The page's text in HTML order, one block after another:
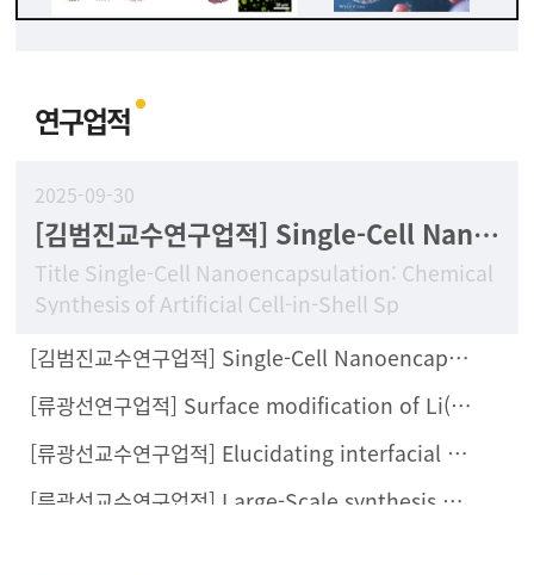
연구업적
2025-09-30
[김범진교수연구업적] Single-Cell Nanoencapsulation: Chemical Synthesis of Artificial Cell-in-Shell Spores
Title Single-Cell Nanoencapsulation: Chemical
Synthesis of Artificial Cell-in-Shell Sp
[김범진교수연구업적] Single-Cell Nanoencapsulation Enables Fabrication of Probiotics-Loaded Hydrogel Dressing with Improved Wound Healing Efficacy In Vivo
[류광선연구업적] Surface modification of Li(Ni0.8Co0.1Mn0.1)O2 with Li2ZrCl6 halide solid electrolyte for all-solid-state batteries
[류광선교수연구업적] Elucidating interfacial behaviors of Li-ion argyrodites through μ-cavity electrode analysis
[류광선교수연구업적] Large-Scale synthesis of metal halide doped Li7P2S8X solid electrolytes and their compatibility with organic solvents and binders